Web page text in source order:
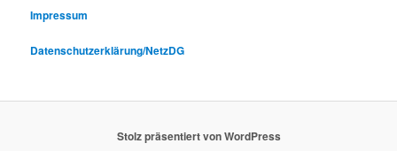
Impressum
Datenschutzerklärung/NetzDG
Stolz präsentiert von WordPress